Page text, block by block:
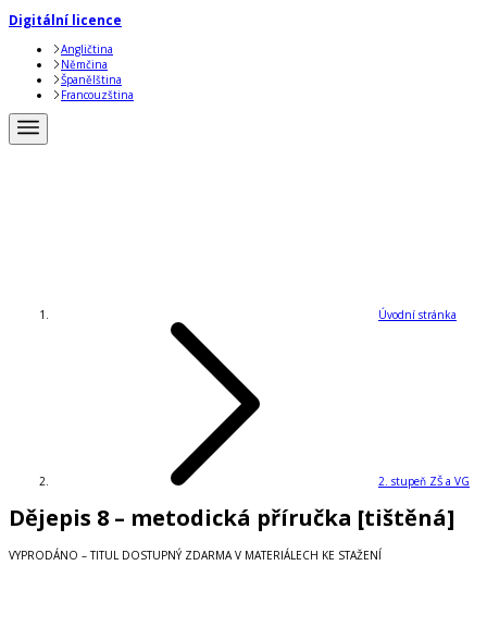
Digitální licence
Angličtina
Němčina
Španělština
Francouzština
Úvodní stránka
2. stupeň ZŠ a VG
Dějepis 8 – metodická příručka [tištěná]
VYPRODÁNO – TITUL DOSTUPNÝ ZDARMA V MATERIÁLECH KE STAŽENÍ